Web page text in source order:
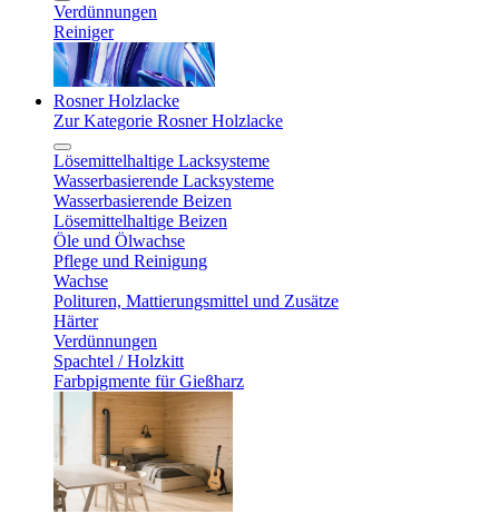
Verdünnungen
Reiniger
Rosner Holzlacke
Zur Kategorie Rosner Holzlacke
Lösemittelhaltige Lacksysteme
Wasserbasierende Lacksysteme
Wasserbasierende Beizen
Lösemittelhaltige Beizen
Öle und Ölwachse
Pflege und Reinigung
Wachse
Polituren, Mattierungsmittel und Zusätze
Härter
Verdünnungen
Spachtel / Holzkitt
Farbpigmente für Gießharz